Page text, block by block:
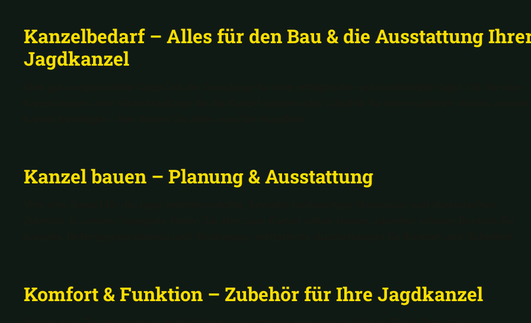
Kanzelbedarf – Alles für den Bau & die Ausstattung
Jagdkanzel
Kanzel bauen – Planung & Ausstattung
Komfort & Funktion – Zubehör für Ihre Jagdkanzel